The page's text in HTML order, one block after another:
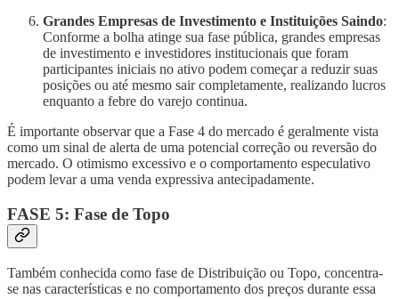
Grandes Empresas de Investimento e Instituições Saindo:
Conforme a bolha atinge sua fase pública, grandes empresas
de investimento e investidores institucionais que foram
participantes iniciais no ativo podem começar a reduzir suas
posições ou até mesmo sair completamente, realizando lucros
enquanto a febre do varejo continua.
É importante observar que a Fase 4 do mercado é geralmente vista
como um sinal de alerta de uma potencial correção ou reversão do
mercado. O otimismo excessivo e o comportamento especulativo
podem levar a uma venda expressiva antecipadamente.
FASE 5: Fase de Topo
Também conhecida como fase de Distribuição ou Topo, concentra-
se nas características e no comportamento dos preços durante essa